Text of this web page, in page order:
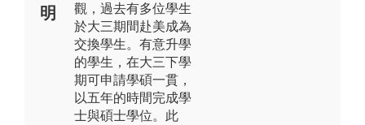
明
觀，過去有多位學生
於大三期間赴美成為
交換學生。有意升學
的學生，在大三下學
期可申請學碩一貫，
以五年的時間完成學
士與碩士學位。此